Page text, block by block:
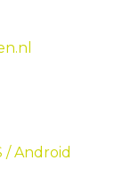
/Android